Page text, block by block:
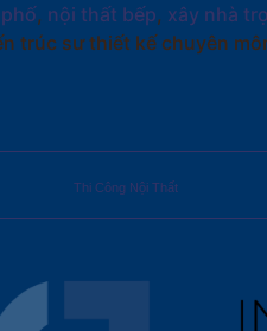
, nội thất bếp, xây nhà
trúc sư thiết kế chuyên
Thi Công Nội Thất